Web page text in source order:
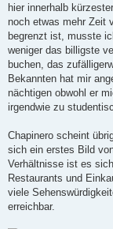
hier innerhalb
noch etwas mehr Zeit
begrenzt ist, musste
weniger das billigste
buchen, das
Bekannten hat mir
nächtigen obwohl er
irgendwie zu
Chapinero scheint
sich ein erstes Bild
Verhältnisse ist es
Restaurants und
viele
erreichbar.